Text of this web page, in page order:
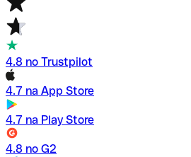
4.8 no Trustpilot
4.7 na App Store
4.7 na Play Store
4.8 no G2